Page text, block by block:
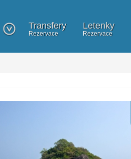
Transfery
Rezervace
Letenky
Rezervace